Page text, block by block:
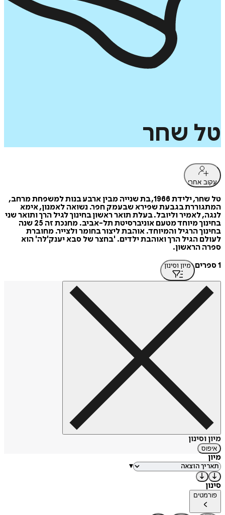
טל שחר
עקוב אחרי
טל שחר, ילידת 1966, בת שנייה מבין ארבע בנות למשפחת מרחב,
המתגוררת בגבעת שפירא שבעמק חפר. נשואה לאמנון, אימא
לנגה, לאמיר וליובל. בעלת תואר ראשון בחינוך לגיל הרך ותואר שני
בחינוך מיוחד מטעם אוניברסיטת תל-אביב. מחנכת זה 25 שנה
בחינוך הרגיל והמיוחד. אוהבת ליצור בחומר ולצייר. מחוברת
לעולם הגיל הרך ואוהבת ילדים. 'בחצר של סבא יענק'לה' הוא
ספרה הראשון.
1 ספרים
מיון וסינון
מיון וסינון
איפוס
מיון
▾
סינון
פורמטים